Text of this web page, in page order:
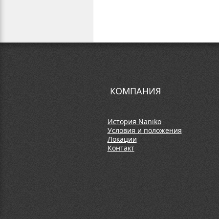
КОМПАНИЯ
История Naniko
Условия и положения
Локации
Контакт